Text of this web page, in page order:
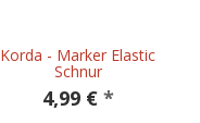
Korda - Marker Elastic
Schnur
4,99 € *